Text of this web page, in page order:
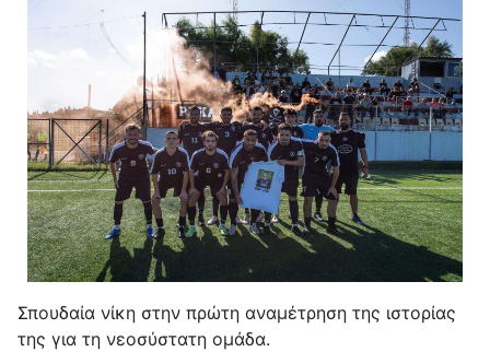
Σπουδαία νίκη στην πρώτη αναμέτρηση της ιστορίας
της για τη νεοσύστατη ομάδα.